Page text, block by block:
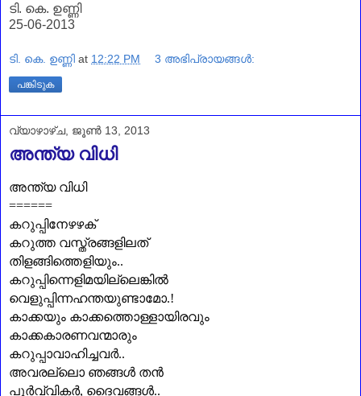
ടി. കെ. ഉണ്ണി
25-06-2013
ടി. കെ. ഉണ്ണി at 12:22 PM 3 അഭിപ്രായങ്ങൾ:
പങ്കിടുക
വ്യാഴാഴ്‌ച, ജൂൺ 13, 2013
അന്ത്യ വിധി
അന്ത്യ വിധി
======
കറുപ്പിനേഴഴക്
കറുത്ത വസ്ത്രങ്ങളിലത്
തിളങ്ങിത്തെളിയും..
കറുപ്പിന്നെളിമയില്ലെങ്കിൽ
വെളുപ്പിന്നഹന്തയുണ്ടാമോ.!
കാക്കയും കാക്കത്തൊള്ളായിരവും
കാക്കകാരണവന്മാരും
കറുപ്പാവാഹിച്ചവർ..
അവരല്ലൊ ഞങ്ങൾ തൻ
പൂർവ്വികർ, ദൈവങ്ങൾ..